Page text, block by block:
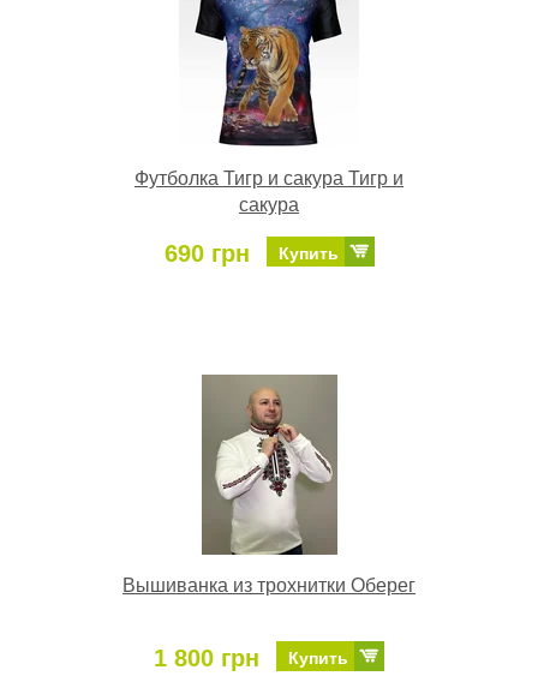
Футболка Тигр и сакура Тигр и
сакура
690 грн Купить
Вышиванка из трохнитки Оберег
1 800 грн Купить